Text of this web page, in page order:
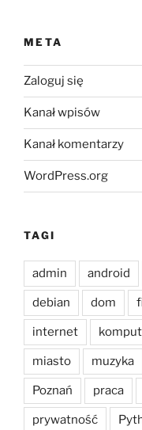
META
Zaloguj się
Kanał wpisów
Kanał komentarzy
WordPress.org
TAGI
admin android
debian dom
internet
miasto muzyka
Poznań praca
prywatność